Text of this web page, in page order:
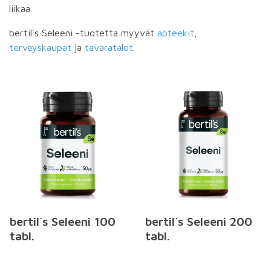
liikaa.
bertil´s Seleeni -tuotetta myyvät apteekit
terveyskaupat ja tavaratalot
bertil´s Seleeni 100
tabl.
bertil´s Seleeni 200
tabl.